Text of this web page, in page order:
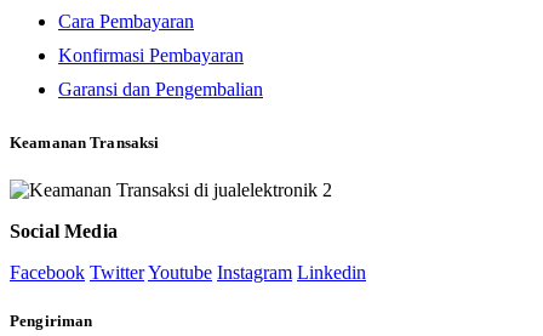
Cara Pembayaran
Konfirmasi Pembayaran
Garansi dan Pengembalian
Keamanan Transaksi
Social Media
Facebook TwitterYoutube Instagram Linkedin
Pengiriman